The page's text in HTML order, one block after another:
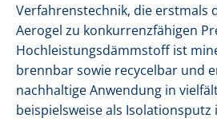
Verfahrenstechnik, die erstmals
Aerogel zu konkurrenzfähigen
Hochleistungsdämmstoff ist
brennbar sowie recycelbar und
nachhaltige Anwendung in
beispielsweise als Isolationsputz